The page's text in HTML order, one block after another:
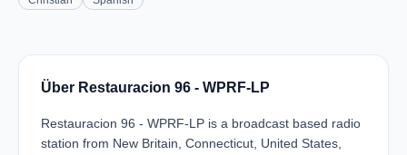
Über Restauracion 96 - WPRF-LP
Restauracion 96 - WPRF-LP is a broadcast based radio
station from New Britain, Connecticut, United States,